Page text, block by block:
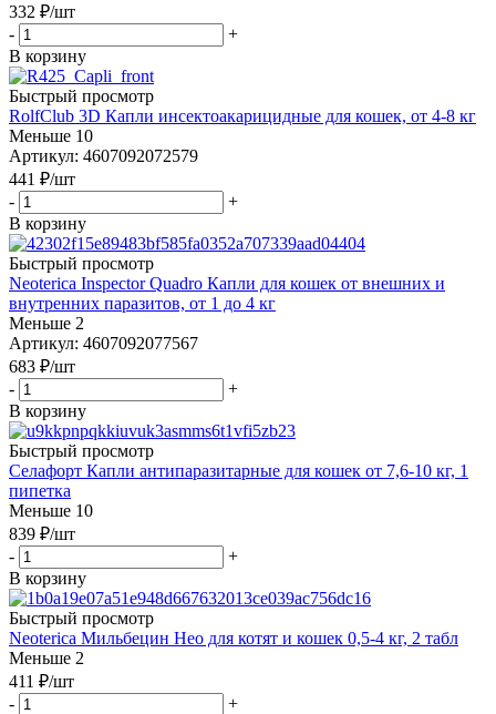
332 ₽/шт
-
+
В корзину
Быстрый просмотр
RolfClub 3D Капли инсектоакарицидные для кошек, от 4-8 кг
Меньше 10
Артикул: 4607092072579
441 ₽/шт
-
+
В корзину
Быстрый просмотр
Neoterica Inspector Quadro Капли для кошек от внешних и
внутренних паразитов, от 1 до 4 кг
Меньше 2
Артикул: 4607092077567
683 ₽/шт
-
+
В корзину
Быстрый просмотр
Селафорт Капли антипаразитарные для кошек от 7,6-10 кг, 1
пипетка
Меньше 10
839 ₽/шт
-
+
В корзину
Быстрый просмотр
Neoterica Мильбецин Нео для котят и кошек 0,5-4 кг, 2 табл
Меньше 2
411 ₽/шт
-
+